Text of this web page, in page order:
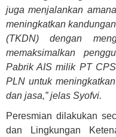
juga menjalankan
meningkatkan
(TKDN) dengan
memaksimalkan
Pabrik AIS milik PT
PLN untuk
dan jasa,” jelas Syofvi.
Peresmian dilakukan
dan Lingkungan